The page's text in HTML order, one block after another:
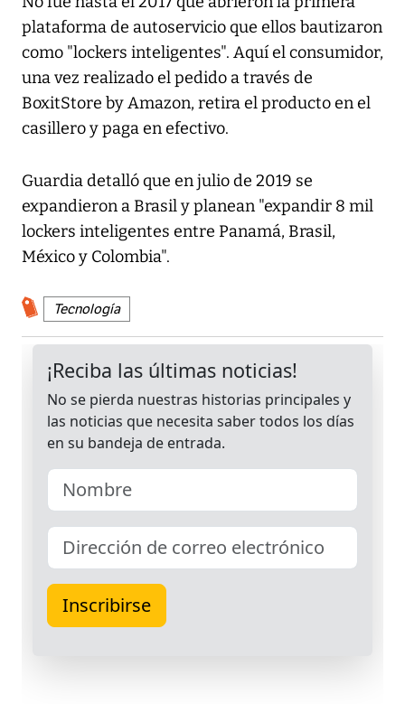
plataforma de autoservicio que ellos bautizaron
como "lockers inteligentes". Aquí el consumidor,
una vez realizado el pedido a través de
BoxitStore by Amazon, retira el producto en el
casillero y paga en efectivo.
Guardia detalló que en julio de 2019 se
expandieron a Brasil y planean "expandir 8 mil
lockers inteligentes entre Panamá, Brasil,
México y Colombia".
Tecnología